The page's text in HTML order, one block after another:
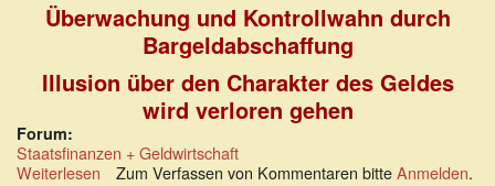
Überwachung und Kontrollwahn durch
Bargeldabschaffung
Illusion über den Charakter des Geldes
wird verloren gehen
Forum:
Staatsfinanzen + Geldwirtschaft
Weiterlesen über
Zum Verfassen von Kommentaren bitteAnmelden.